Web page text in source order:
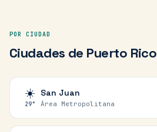
POR CIUDAD
Ciudades de Puerto Rico
☀️
29°
San Juan
Área Metropolitana